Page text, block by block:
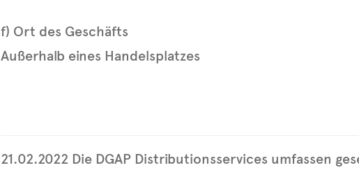
f) Ort des Geschäfts
Außerhalb eines Handelsplatzes
21.02.2022 Die DGAP Distributionsservices umfassen